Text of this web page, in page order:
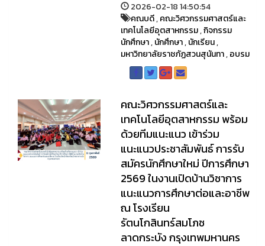
2026-02-18 14:50:54
คณบดี,คณะวิศวกรรมศาสตร์และ
เทคโนโลยีอุตสาหกรรม,กิจกรรม
นักศึกษา,นักศึกษา,นักเรียน,
มหาวิทยาลัยราชภัฏสวนสุนันทา,อบรม
คณะวิศวกรรมศาสตร์และ
เทคโนโลยีอุตสาหกรรม พร้อม
ด้วยทีมแนะแนว เข้าร่วม
แนะแนวประชาสัมพันธ์ การรับ
สมัครนักศึกษาใหม่ ปีการศึกษา
2569 ในงานเปิดบ้านวิชาการ
แนะแนวการศึกษาต่อและอาชีพ
ณ โรงเรียน
รัตนโกสินทร์สมโภช
ลาดกระบัง กรุงเทพมหานคร